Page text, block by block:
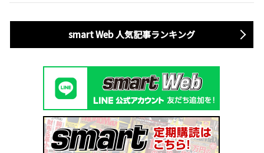
smart Web 人気記事ランキング